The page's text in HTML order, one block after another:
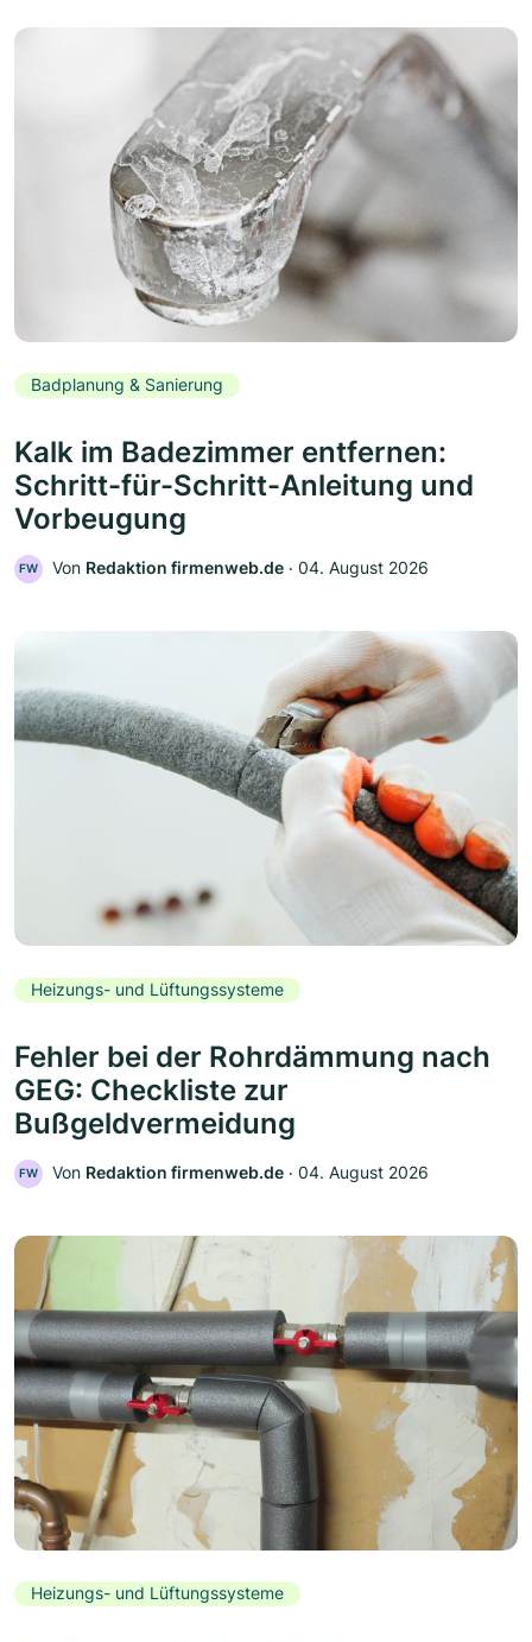
Badplanung & Sanierung
Kalk im Badezimmer entfernen:
Schritt-für-Schritt-Anleitung und
Vorbeugung
FW Von Redaktion firmenweb.de ‧ 04. August 2026
Heizungs- und Lüftungssysteme
Fehler bei der Rohrdämmung nach
GEG: Checkliste zur
Bußgeldvermeidung
FW Von Redaktion firmenweb.de ‧ 04. August 2026
Heizungs- und Lüftungssysteme